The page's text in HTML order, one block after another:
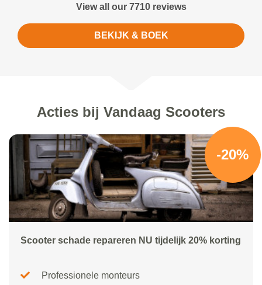
View all our 7710 reviews
BEKIJK & BOEK
Acties bij Vandaag Scooters
-20%
Scooter schade repareren NU tijdelijk 20% korting
Professionele monteurs